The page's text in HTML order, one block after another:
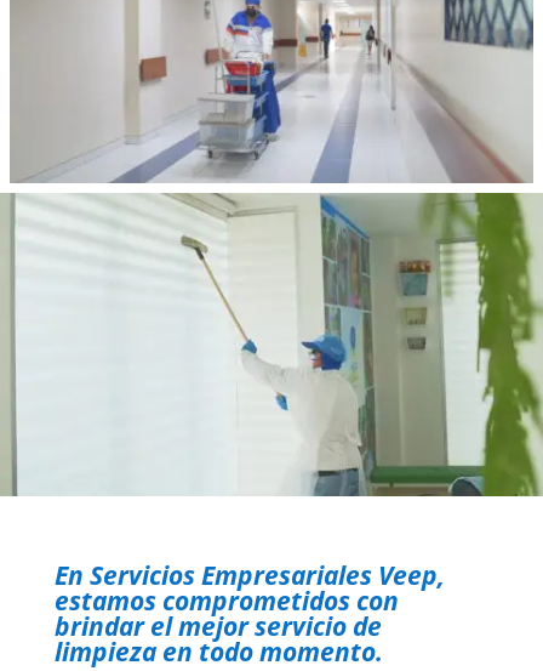
En Servicios Empresariales Veep,
estamos comprometidos con
brindar el mejor servicio de
limpieza en todo momento.